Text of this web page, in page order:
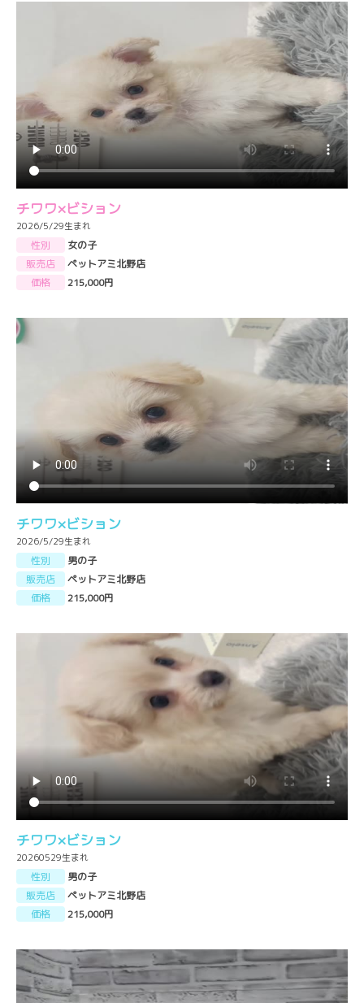
チワワ×ビション
2026/5/29生まれ
性別
女の子
販売店
ペットアミ北野店
価格
215,000円
チワワ×ビション
2026/5/29生まれ
性別
男の子
販売店
ペットアミ北野店
価格
215,000円
チワワ×ビション
20260529生まれ
性別
男の子
販売店
ペットアミ北野店
価格
215,000円